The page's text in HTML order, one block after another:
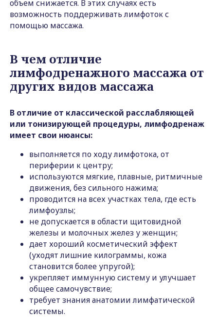
объем снижается. В этих случаях есть
возможность поддерживать лимфоток с
помощью массажа.
В чем отличие
лимфодренажного массажа от
других видов массажа
В отличие от классической расслабляющей
или тонизирующей процедуры, лимфодренаж
имеет свои нюансы:
выполняется по ходу лимфотока, от
периферии к центру;
используются мягкие, плавные, ритмичные
движения, без сильного нажима;
проводится на всех участках тела, где есть
лимфоузлы;
не допускается в области щитовидной
железы и молочных желез у женщин;
дает хороший косметический эффект
(уходят лишние килограммы, кожа
становится более упругой);
укрепляет иммунную систему и улучшает
общее самочувствие;
требует знания анатомии лимфатической
системы.